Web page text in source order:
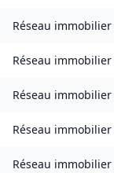
Réseau immobilier
Réseau immobilier
Réseau immobilier
Réseau immobilier
Réseau immobilier